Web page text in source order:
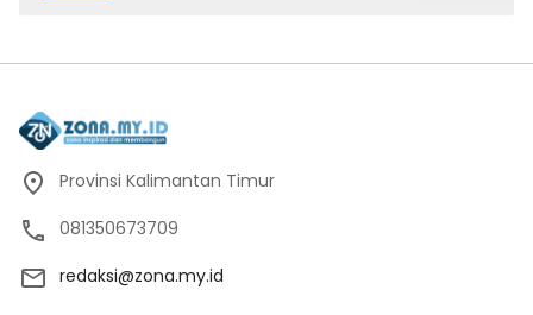
Provinsi Kalimantan Timur
081350673709
redaksi@zona.my.id